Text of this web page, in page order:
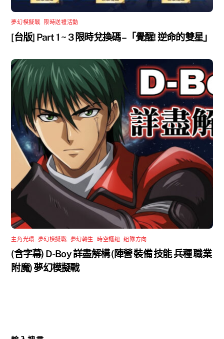
夢幻模擬戰 限時送禮活動
[台版] Part 1 ~ 3 限時兌換碼 –「覺醒! 逆命的雙星」
主角光環 夢幻模擬戰 夢幻轉生 ,時空樞紐 ,組隊方向
(含字幕) D-Boy 詳盡解構 (陣營 裝備 技能 兵種 職業
附魔) 夢幻模擬戰